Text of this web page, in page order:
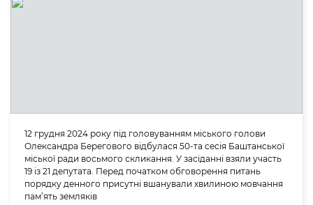
12 грудня 2024 року під головуванням міського голови
Олександра Берегового відбулася 50-та сесія Баштанської
міської ради восьмого скликання. У засіданні взяли участь
19 із 21 депутата. Перед початком обговорення питань
порядку денного присутні вшанували хвилиною мовчання
пам’ять земляків